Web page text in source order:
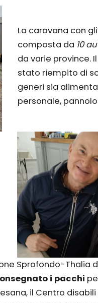
La carovana con
composta da 10
da varie province.
stato riempito di
generi sia
personale,
Sprofondo-Thalia
i pacchi
il Centro